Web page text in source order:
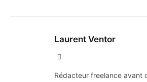
Laurent Ventor
Rédacteur freelance avant